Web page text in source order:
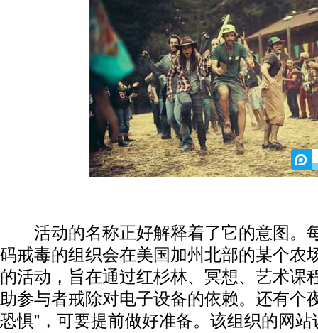
活动的名称正好解释着了它的意图。
码戒毒的组织会在美国加州北部的某个农
的活动，旨在通过红杉林、冥想、艺术课
助参与者戒除对电子设备的依赖。还有个
恐惧”，可要提前做好准备。该组织的网